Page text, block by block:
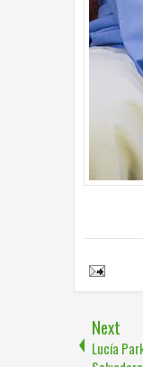
Next
Lucía